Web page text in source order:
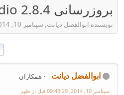
بروزرسانی TeXstudio 2.8.4
نویسنده ابوالفضل دیانت, سپتامبر 10, 2014, 09:43:29 قبل از ظهر
ابوالفضل دیانت همکاران
سپتامبر 10, 2014, 09:43:29 قبل از ظهر